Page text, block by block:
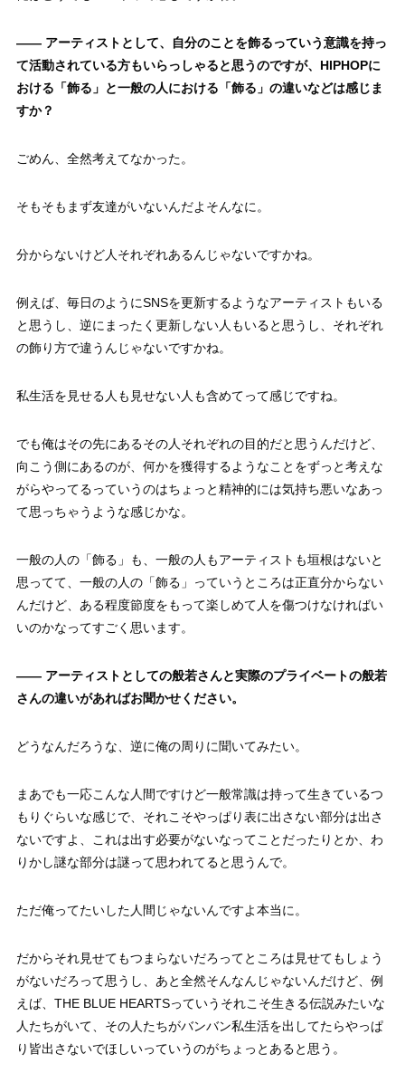
—— アーティストとして、自分のことを飾るっていう意識を持っ
て活動されている方もいらっしゃると思うのですが、HIPHOPに
おける「飾る」と一般の人における「飾る」の違いなどは感じま
すか？
ごめん、全然考えてなかった。
そもそもまず友達がいないんだよそんなに。
分からないけど人それぞれあるんじゃないですかね。
例えば、毎日のようにSNSを更新するようなアーティストもいる
と思うし、逆にまったく更新しない人もいると思うし、それぞれ
の飾り方で違うんじゃないですかね。
私生活を見せる人も見せない人も含めてって感じですね。
でも俺はその先にあるその人それぞれの目的だと思うんだけど、
向こう側にあるのが、何かを獲得するようなことをずっと考えな
がらやってるっていうのはちょっと精神的には気持ち悪いなあっ
て思っちゃうような感じかな。
一般の人の「飾る」も、一般の人もアーティストも垣根はないと
思ってて、一般の人の「飾る」っていうところは正直分からない
んだけど、ある程度節度をもって楽しめて人を傷つけなければい
いのかなってすごく思います。
—— アーティストとしての般若さんと実際のプライベートの般若
さんの違いがあればお聞かせください。
どうなんだろうな、逆に俺の周りに聞いてみたい。
まあでも一応こんな人間ですけど一般常識は持って生きているつ
もりぐらいな感じで、それこそやっぱり表に出さない部分は出さ
ないですよ、これは出す必要がないなってことだったりとか、わ
りかし謎な部分は謎って思われてると思うんで。
ただ俺ってたいした人間じゃないんですよ本当に。
だからそれ見せてもつまらないだろってところは見せてもしょう
がないだろって思うし、あと全然そんなんじゃないんだけど、例
えば、THE BLUE HEARTSっていうそれこそ生きる伝説みたいな
人たちがいて、その人たちがバンバン私生活を出してたらやっぱ
り皆出さないでほしいっていうのがちょっとあると思う。